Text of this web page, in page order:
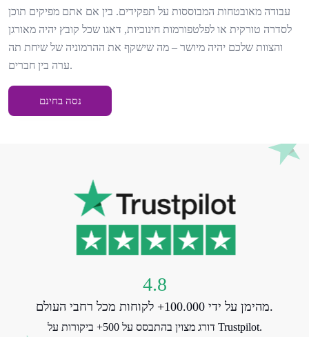
עבודה מאובטחות המבוססות על תפקידים. בין אם אתם מפיקים תוכן
לסדרה טורקית או לפלטפורמות חינוכיות, דאגו שכל קובץ יהיה מאורגן
והצוות שלכם יהיה מיושר – מה שישקף את ההרמוניה של שיחת תה
ערה בין חברים.
נסה בחינם
4.8
מהימן על ידי 100.000+ לקוחות מכל רחבי העולם.
דורג מצוין בהתבסס על 500+ ביקורות על Trustpilot.